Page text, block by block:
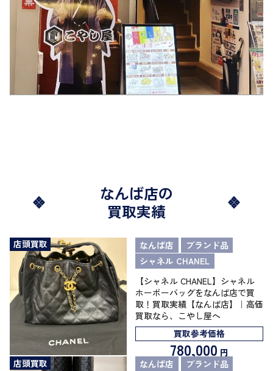
なんば店の
買取実績
店頭買取 なんば店
ブランド品
シャネル CHANEL
【シャネル CHANEL】シャネル
ホーボーバッグをなんば店で買
取！買取実績【なんば店】｜高価
買取なら、こやし屋へ
買取参考価格
780,000 円
店頭買取
なんば店
ブランド品